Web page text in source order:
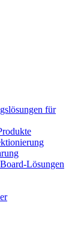
für
Lösungen